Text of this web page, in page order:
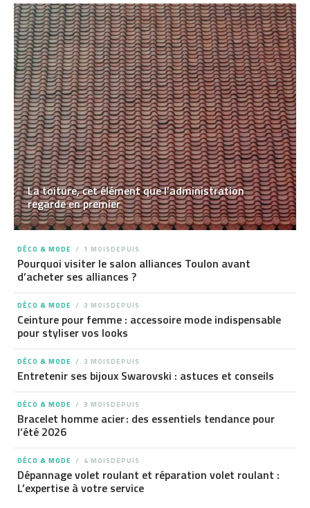
La toiture, cet élément que l’administration
regarde en premier
DÉCO & MODE 1 MOISDEPUIS
Pourquoi visiter le salon alliances Toulon avant
d’acheter ses alliances ?
DÉCO & MODE 3 MOISDEPUIS
Ceinture pour femme : accessoire mode indispensable
pour styliser vos looks
DÉCO & MODE 3 MOISDEPUIS
Entretenir ses bijoux Swarovski : astuces et conseils
DÉCO & MODE 3 MOISDEPUIS
Bracelet homme acier : des essentiels tendance pour
l’été 2026
DÉCO & MODE 4 MOISDEPUIS
Dépannage volet roulant et réparation volet roulant :
L’expertise à votre service